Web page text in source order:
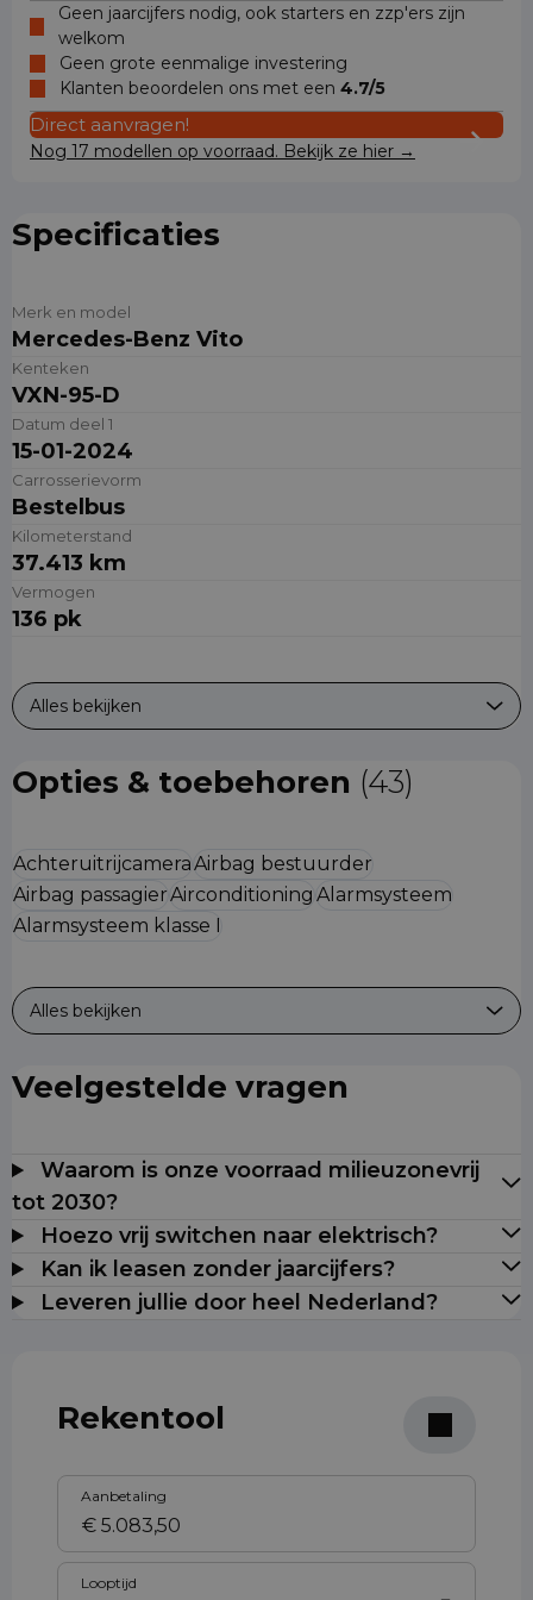
Geen jaarcijfers nodig, ook starters en zzp'ers zijn
welkom
Geen grote eenmalige investering
Klanten beoordelen ons met een 4.7/5
Direct aanvragen!
Nog 17 modellen op voorraad. Bekijk ze hier →
Specificaties
Merk en model
Mercedes-Benz Vito
Kenteken
VXN-95-D
Datum deel 1
15-01-2024
Carrosserievorm
Bestelbus
Kilometerstand
37.413 km
Vermogen
136 pk
Alles bekijken
Opties & toebehoren (43)
AchteruitrijcameraAirbag bestuurder
Airbag passagierAirconditioning Alarmsysteem
Alarmsysteem klasse I
Alles bekijken
Veelgestelde vragen
Waarom is onze voorraad milieuzonevrij
tot 2030?
Hoezo vrij switchen naar elektrisch?
Kan ik leasen zonder jaarcijfers?
Leveren jullie door heel Nederland?
Rekentool
Aanbetaling
Looptijd